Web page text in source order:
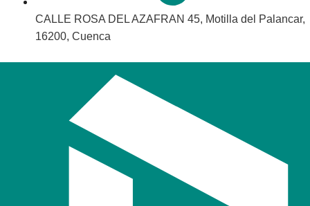
CALLE ROSA DEL AZAFRAN 45, Motilla del Palancar,
16200, Cuenca